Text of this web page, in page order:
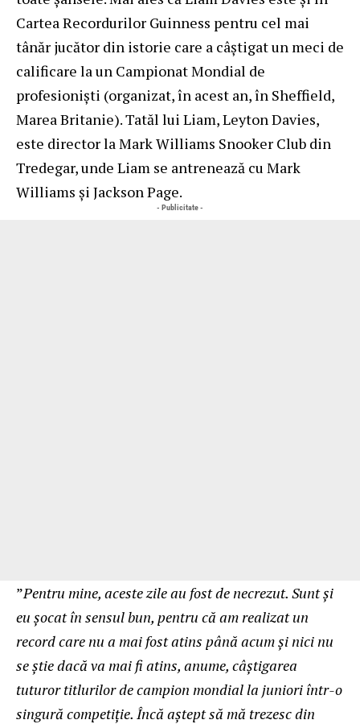
Cartea Recordurilor Guinness pentru cel mai
tânăr jucător din istorie care a câștigat un meci de
calificare la un Campionat Mondial de
profesioniști (organizat, în acest an, în Sheffield,
Marea Britanie). Tatăl lui Liam, Leyton Davies,
este director la Mark Williams Snooker Club din
Tredegar, unde Liam se antrenează cu Mark
Williams și Jackson Page.
- Publicitate -
”Pentru mine, aceste zile au fost de necrezut. Sunt și
eu șocat în sensul bun, pentru că am realizat un
record care nu a mai fost atins până acum și nici nu
se știe dacă va mai fi atins, anume, câștigarea
tuturor titlurilor de campion mondial la juniori într-o
singură competiție. Încă aștept să mă trezesc din